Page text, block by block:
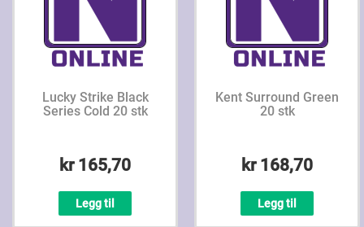
Lucky Strike Black
Series Cold 20 stk
kr 165,70
Legg til
Kent Surround Green
20 stk
kr 168,70
Legg til